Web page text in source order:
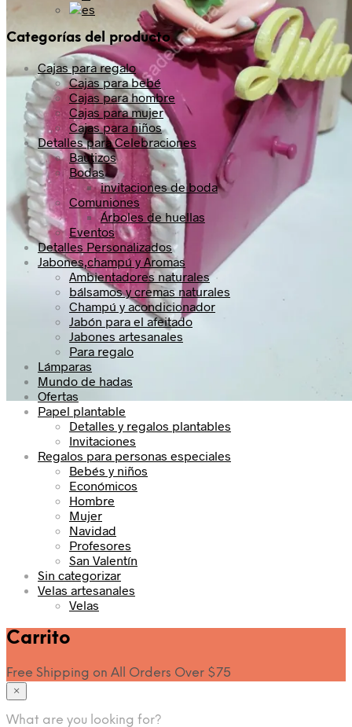
Categorías del producto
Cajas para regalo
Cajas para bebé
Cajas para hombre
Cajas para mujer
Cajas para niños
Detalles para Celebraciones
Bautizos
Bodas
invitaciones de boda
Comuniones
Árboles de huellas
Eventos
Detalles Personalizados
Jabones,champú y Aromas
Ambientadores naturales
bálsamos y cremas naturales
Champú y acondicionador
Jabón para el afeitado
Jabones artesanales
Para regalo
Lámparas
Mundo de hadas
Ofertas
Papel plantable
Detalles y regalos plantables
Invitaciones
Regalos para personas especiales
Bebés y niños
Económicos
Hombre
Mujer
Navidad
Profesores
San Valentín
Sin categorizar
Velas artesanales
Velas
Carrito
Free Shipping on All Orders Over $75
×
What are you looking for?